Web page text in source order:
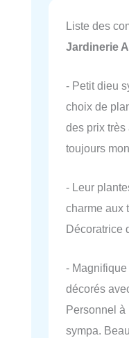
Liste des
Jardinerie
- Petit dieu
choix de
des prix très
toujours
- Leur
charme aux
Décoratrice
-
décorés
Personnel
sympa.